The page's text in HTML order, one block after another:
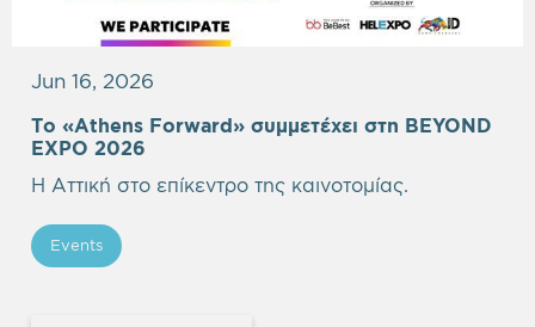
Jun 16, 2026
Το «Athens Forward» συμμετέχει στη BEYOND
EXPO 2026
Η Αττική στο επίκεντρο της καινοτομίας.
Events